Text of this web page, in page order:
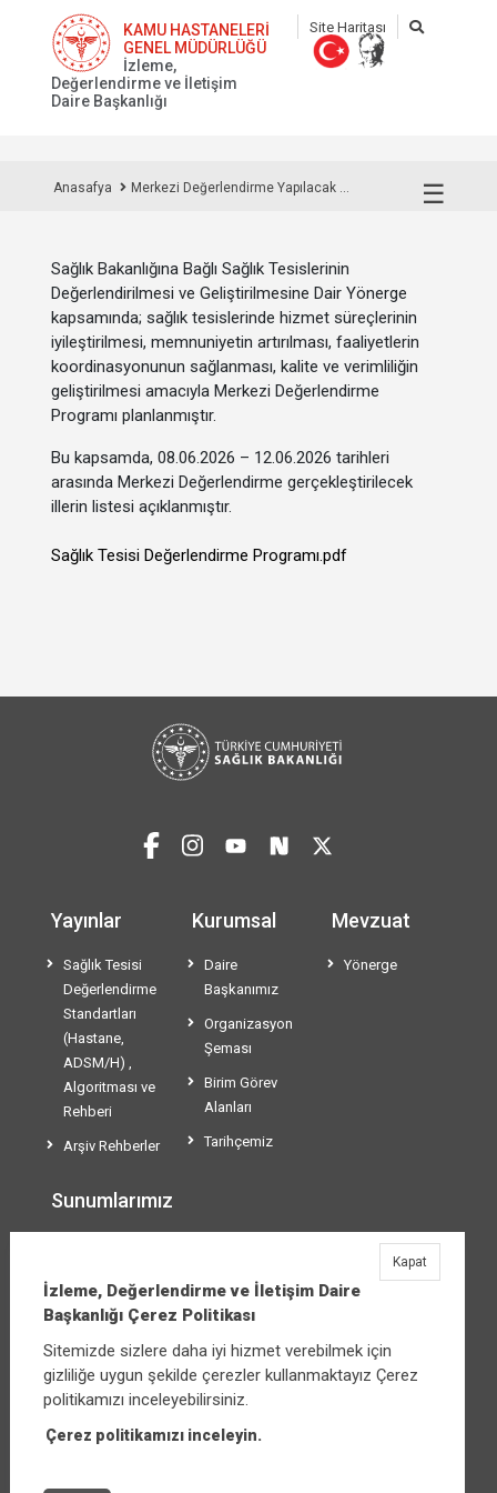
KAMU HASTANELERİ
GENEL MÜDÜRLÜĞÜ
İzleme,
Değerlendirme ve İletişim
Daire Başkanlığı
Site Haritası
☰
Anasafya Merkezi Değerlendirme Yapılacak ...
Sağlık Bakanlığına Bağlı Sağlık Tesislerinin
Değerlendirilmesi ve Geliştirilmesine Dair Yönerge
kapsamında; sağlık tesislerinde hizmet süreçlerinin
iyileştirilmesi, memnuniyetin artırılması, faaliyetlerin
koordinasyonunun sağlanması, kalite ve verimliliğin
geliştirilmesi amacıyla Merkezi Değerlendirme
Programı planlanmıştır.
Bu kapsamda, 08.06.2026 – 12.06.2026 tarihleri
arasında Merkezi Değerlendirme gerçekleştirilecek
illerin listesi açıklanmıştır.
Sağlık Tesisi Değerlendirme Programı.pdf
Yayınlar
Sağlık Tesisi
Değerlendirme
Standartları
(Hastane,
ADSM/H) ,
Algoritması ve
Rehberi
Arşiv Rehberler
Kurumsal
Daire
Başkanımız
Organizasyon
Şeması
Birim Görev
Alanları
Tarihçemiz
Mevzuat
Yönerge
Sunumlarımız
İzleme, Değerlendirme ve İletişim Daire
Başkanlığı
Üniversiteler Mahallesi Şehit Mehmet Bayraktar
Caddesi No:3 Çankaya/Ankara
İzleme, Değerlendirme ve İletişim Daire
Başkanlığı Çerez Politikası
Sitemizde sizlere daha iyi hizmet verebilmek için
gizliliğe uygun şekilde çerezler kullanmaktayız Çerez
politikamızı inceleyebilirsiniz.
Çerez politikamızı inceleyin.
Kapat